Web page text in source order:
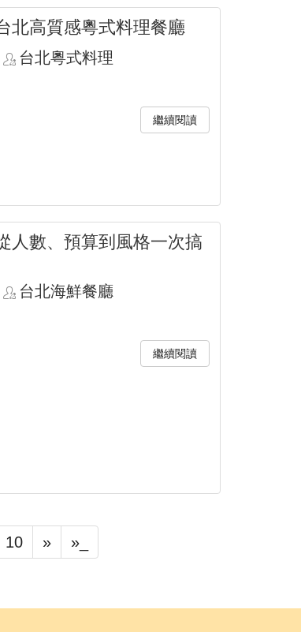
北高質感粵式料理餐廳
台北粵式料理
繼續閱讀
人數、預算到風格一次搞
台北海鮮餐廳
繼續閱讀
10 » »_